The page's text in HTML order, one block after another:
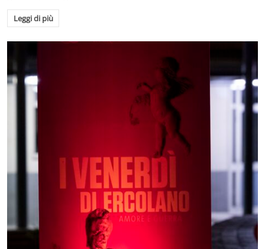
Leggi di più